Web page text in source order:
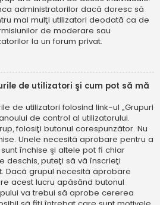
administratorilor dacă doresc să
mai mulţi utilizatori deodată ca de
de moderare sau
la un forum privat.
de utilizatori şi cum pot să mă
de utilizatori folosind link-ul „Grupuri
de control al utilizatorului.
folosiţi butonul corespunzător. Nu
Unele necesită aprobare pentru a
închise şi altele pot fi chiar
deschis, puteţi să vă înscrieţi
Dacă grupul necesită aprobare
acest lucru apăsând butonul
va trebui să aprobe cererea